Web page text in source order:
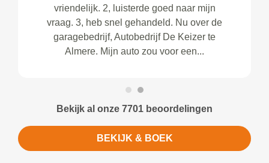
vriendelijk. 2, luisterde goed naar mijn
vraag. 3, heb snel gehandeld. Nu over de
garagebedrijf, Autobedrijf De Keizer te
Almere. Mijn auto zou voor een...
Bekijk al onze 7701 beoordelingen
BEKIJK & BOEK